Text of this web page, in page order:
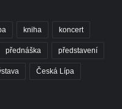
kniha koncert
přednáška představení
Česká Lípa